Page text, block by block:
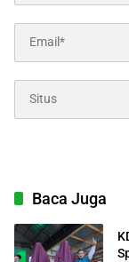
Baca Juga